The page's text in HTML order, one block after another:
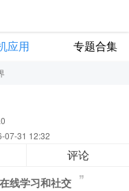
应用 专题合集
07-31 12:32
评论
线学习和社交